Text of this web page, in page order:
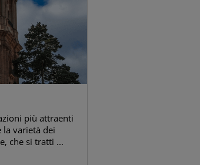
più attraenti
la varietà dei
che si tratti ...